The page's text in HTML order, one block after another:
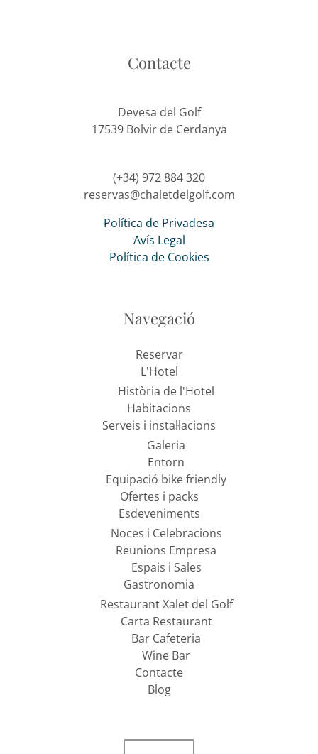
Contacte
Devesa del Golf
17539 Bolvir de Cerdanya
(+34) 972 884 320
reservas@chaletdelgolf.com
Política de Privadesa
Avís Legal
Política de Cookies
Navegació
Reservar
L'Hotel
Història de l'Hotel
Habitacions
Serveis i instal·lacions
Galeria
Entorn
Equipació bike friendly
Ofertes i packs
Esdeveniments
Noces i Celebracions
Reunions Empresa
Espais i Sales
Gastronomia
Restaurant Xalet del Golf
Carta Restaurant
Bar Cafeteria
Wine Bar
Contacte
Blog